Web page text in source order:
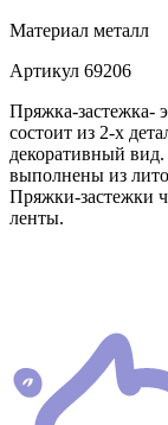
Материал металл
Артикул 69206
Пряжка-застежка-
состоит из 2-х
декоративный
выполнены из
Пряжки-застежки
ленты.